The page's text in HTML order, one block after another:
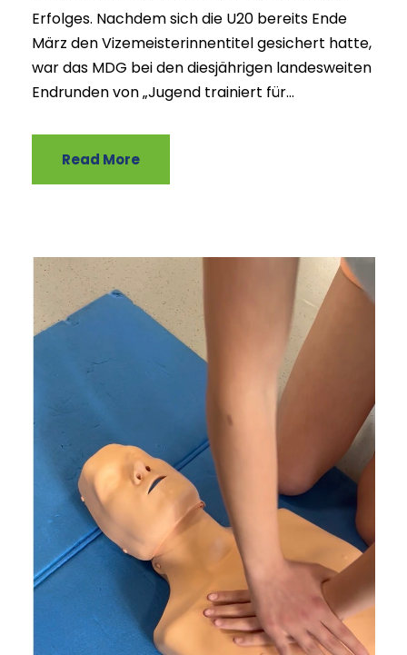
Erfolges. Nachdem sich die U20 bereits Ende
März den Vizemeisterinnentitel gesichert hatte,
war das MDG bei den diesjährigen landesweiten
Endrunden von „Jugend trainiert für...
Read More